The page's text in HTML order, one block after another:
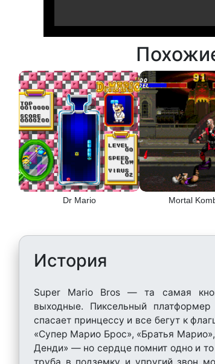
Dr Mario Mortal
История
Super Mario Bros — та самая
выходные. Пиксельный
спасает принцессу и все бегут к
«Супер Марио Брос», «Братья
Денди» — но сердце помнит одно и